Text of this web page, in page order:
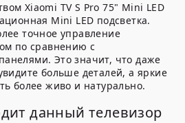
Xiaomi TV S Pro 75" Mini LED
Mini LED подсветка.
точное управление
по сравнению с
Это значит, что даже
больше деталей, а яркие
более живо и натурально.
данный телевизор